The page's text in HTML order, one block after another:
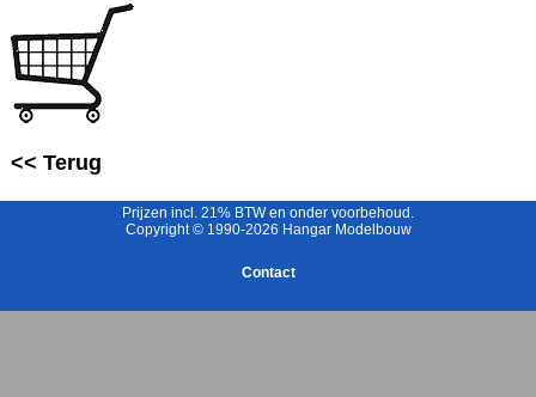
<< Terug
Prijzen incl. 21% BTW en onder voorbehoud.
Copyright © 1990-2026 Hangar Modelbouw
Contact